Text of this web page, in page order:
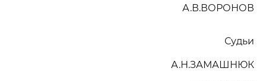
А.В.ВОРОНОВ
Судьи
А.Н.ЗАМАШНЮК